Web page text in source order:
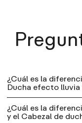
¿Cuál es la
Ducha efecto
Fabricamos cuatro
¿Cuál es la
y el Cabezal de